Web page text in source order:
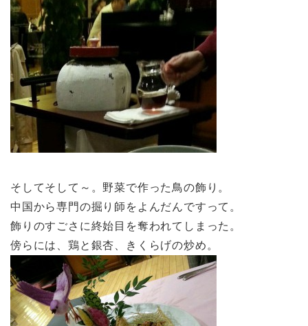
そしてそして～。野菜で作った鳥の飾り。
中国から専門の掘り師をよんだんですって。
飾りのすごさに終始目を奪われてしまった。
傍らには、鶏と銀杏、きくらげの炒め。